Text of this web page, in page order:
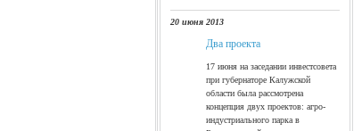
20 июня 2013
Два проекта
17 июня на заседании инвестсовета
при губернаторе Калужской
области была рассмотрена
концепция двух проектов: агро-
индустриального парка в